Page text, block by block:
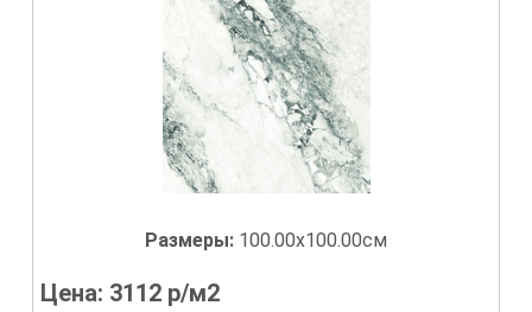
Размеры: 100.00x100.00см
Цена: 3112 р/м2